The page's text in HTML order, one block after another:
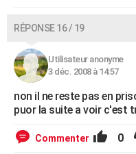
RÉPONSE 16 / 19
Utilisateur anonyme
3 déc. 2008 à 14:57
non il ne reste pas en
puor la suite a voir c'est
Commenter 0